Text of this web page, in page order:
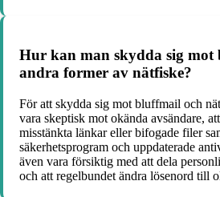
Hur kan man skydda sig mot
andra former av nätfiske?
För att skydda sig mot bluffmail och
vara skeptisk mot okända avsändare,
misstänkta länkar eller bifogade filer
säkerhetsprogram och uppdaterade
även vara försiktig med att dela
och att regelbundet ändra lösenord till